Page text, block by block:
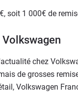
soit 1 000€ de
Volkswagen
chez
de grosses
Volkswagen